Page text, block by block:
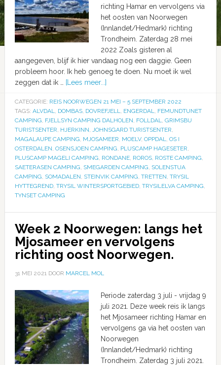
richting Hamar en vervolgens via
het oosten van Noorwegen
(Innlandet/Hedmark) richting
Trondheim. Zaterdag 28 mei
2022 Zoals gisteren al
aangegeven, blijf ik hier vandaag nog een daggie. Geen
probleem hoor. Ik heb genoeg te doen. Nu moet ik wel
zeggen dat ik …
[Lees meer...]
CATEGORIE: REIS NOORWEGEN 21 MEI – 5 SEPTEMBER 2022
TAGS: ALVDAL, DOMBAS, DOVREFJELL, ENGERDAL, FEMUNDTUNET
CAMPING, FJELLSYN CAMPING DALHOLEN, FOLLDAL, GRIMSBU
TURISTSENTER, HJERKINN, JOHNSGARD TURISTSENTER,
MAGALAUPE CAMPING, MJOSAMEER, MOELV, OPPDAL, OS I
OSTERDALEN, OSENSJOEN CAMPING, PLUSCAMP HAGESETER,
PLUSCAMP MAGELI CAMPING, RONDANE, ROROS, ROSTE CAMPING,
SAETERASEN CAMPING, SMEGARDEN CAMPING, SOLENSTUA
CAMPING, SOMADALEN, STEINVIK CAMPING, TRETTEN, TRYSIL
HYTTEGREND, TRYSIL WINTERSPORTGEBIED, TRYSILELVA CAMPING,
TYNSET CAMPING
Week 2 Noorwegen: langs het
Mjosameer en vervolgens
richting oost Noorwegen.
31 MEI 2021DOOR MARCEL MOL
Periode zaterdag 3 juli - vrijdag 9
juli 2021. Deze week reis ik langs
het Mjosameer richting Hamar en
vervolgens ga via het oosten van
Noorwegen
(Innlandet/Hedmark) richting
Trondheim. Zaterdag 3 juli 2021.